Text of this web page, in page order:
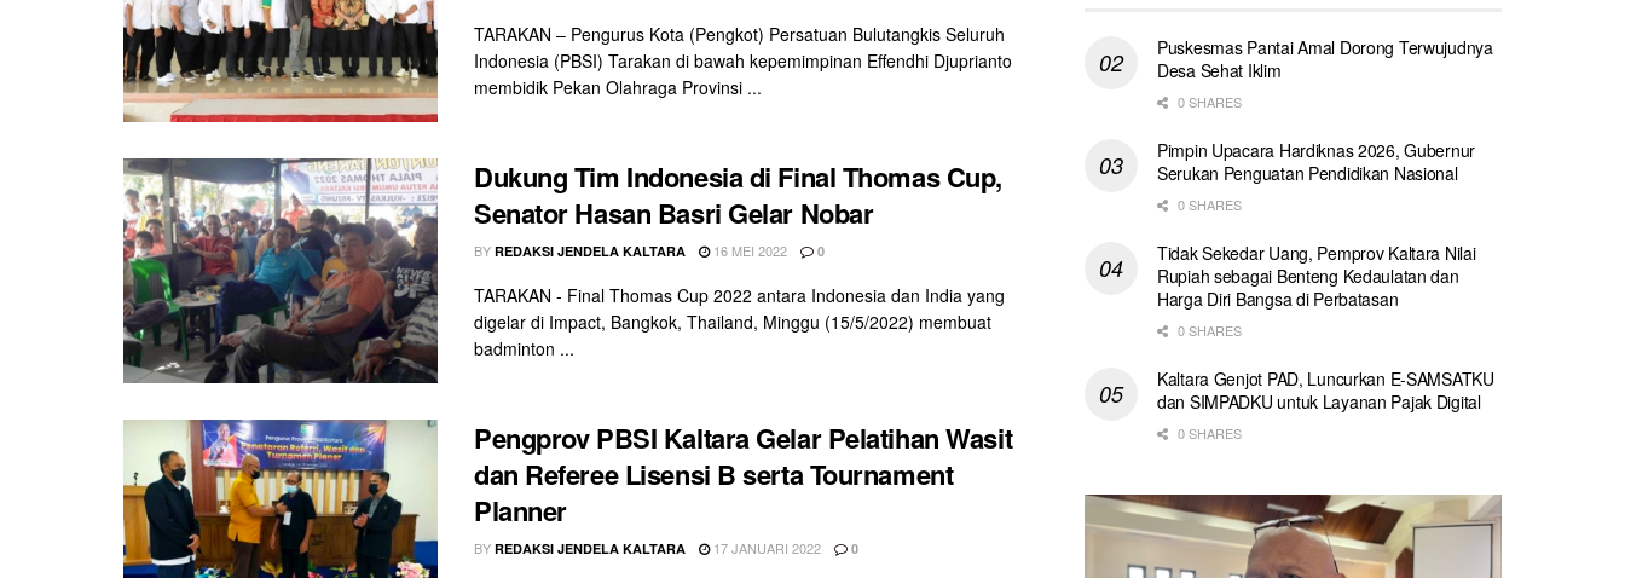
TARAKAN – Pengurus Kota (Pengkot) Persatuan Bulutangkis Seluruh
Indonesia (PBSI) Tarakan di bawah kepemimpinan Effendhi Djuprianto
membidik Pekan Olahraga Provinsi ...
Dukung Tim Indonesia di Final Thomas Cup,
Senator Hasan Basri Gelar Nobar
BY REDAKSI JENDELA KALTARA 16 MEI 2022 0
TARAKAN - Final Thomas Cup 2022 antara Indonesia dan India yang
digelar di Impact, Bangkok, Thailand, Minggu (15/5/2022) membuat
badminton ...
Pengprov PBSI Kaltara Gelar Pelatihan Wasit
dan Referee Lisensi B serta Tournament
Planner
BY REDAKSI JENDELA KALTARA 17 JANUARI 2022 0
Puskesmas Pantai Amal Dorong Terwujudnya
Desa Sehat Iklim
0 SHARES
Pimpin Upacara Hardiknas 2026, Gubernur
Serukan Penguatan Pendidikan Nasional
0 SHARES
Tidak Sekedar Uang, Pemprov Kaltara Nilai
Rupiah sebagai Benteng Kedaulatan dan
Harga Diri Bangsa di Perbatasan
0 SHARES
Kaltara Genjot PAD, Luncurkan E-SAMSATKU
dan SIMPADKU untuk Layanan Pajak Digital
0 SHARES